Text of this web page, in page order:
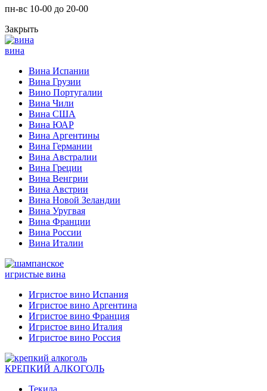
пн-вс 10-00 до 20-00
Закрыть
вина
Вина Испании
Вина Грузии
Вино Португалии
Вина Чили
Вина США
Вина ЮАР
Вина Аргентины
Вина Германии
Вина Австралии
Вина Греции
Вина Венгрии
Вина Австрии
Вина Новой Зеландии
Вина Уругвая
Вина Франции
Вина России
Вина Италии
игристые вина
Игристое вино Испания
Игристое вино Аргентина
Игристое вино Франция
Игристое вино Италия
Игристое вино Россия
КРЕПКИЙ АЛКОГОЛЬ
Текила